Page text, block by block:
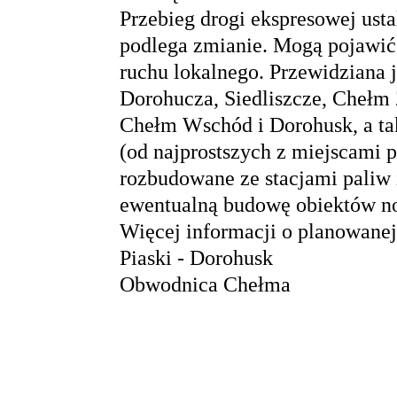
Przebieg drogi ekspresowej
podlega zmianie. Mogą
ruchu lokalnego. Przewidziana
Dorohucza, Siedliszcze, Chełm
Chełm Wschód i Dorohusk, a
(od najprostszych z miejscami
rozbudowane ze stacjami
ewentualną budowę obiektów
Więcej informacji o
Piaski - Dorohusk
Obwodnica Chełma